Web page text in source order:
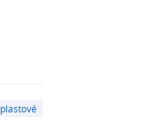
plastové